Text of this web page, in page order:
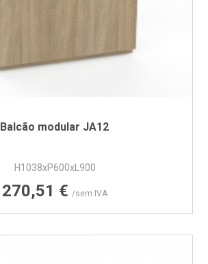
Balcão modular JA12
H1038xP600xL900
Preço
270,51 € /sem IVA